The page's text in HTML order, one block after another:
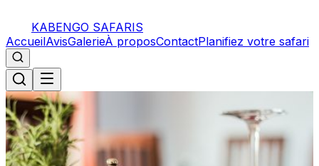
KABENGO SAFARIS
AccueilAvisGalerieÀ proposContactPlanifiez votre safari